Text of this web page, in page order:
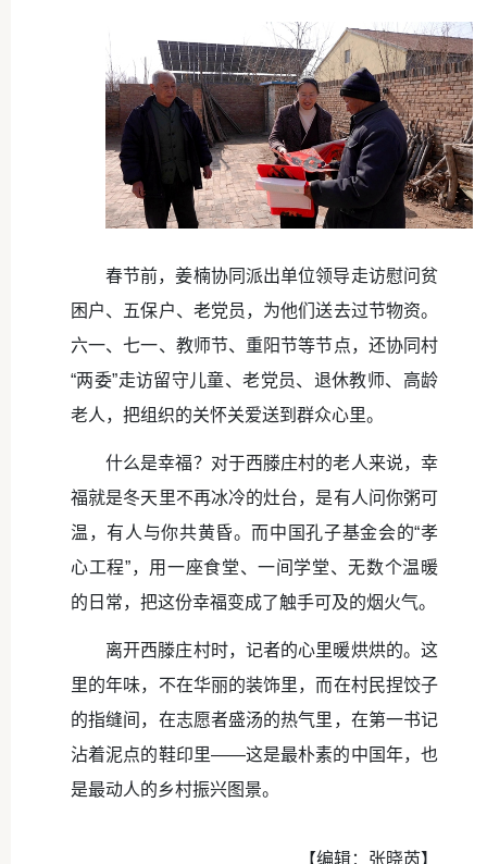
春节前，姜楠协同派出单位领导走访慰问贫
困户、五保户、老党员，为他们送去过节物资。
六一、七一、教师节、重阳节等节点，还协同村
“两委”走访留守儿童、老党员、退休教师、高龄
老人，把组织的关怀关爱送到群众心里。
什么是幸福？对于西滕庄村的老人来说，幸
福就是冬天里不再冰冷的灶台，是有人问你粥可
温，有人与你共黄昏。而中国孔子基金会的“孝
心工程”，用一座食堂、一间学堂、无数个温暖
的日常，把这份幸福变成了触手可及的烟火气。
离开西滕庄村时，记者的心里暖烘烘的。这
里的年味，不在华丽的装饰里，而在村民捏饺子
的指缝间，在志愿者盛汤的热气里，在第一书记
沾着泥点的鞋印里——这是最朴素的中国年，也
是最动人的乡村振兴图景。
【编辑：张晓芮】